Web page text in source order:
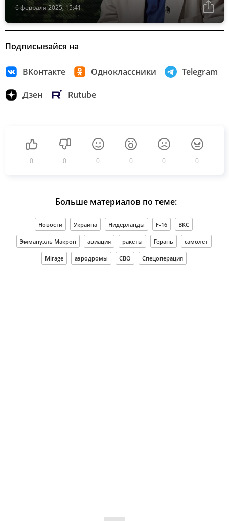
6 февраля 2025, 15:41
Подписывайся на
ВКонтакте Одноклассники Telegram
Дзен Rutube
0 0 0 0 0 0
Больше материалов по теме:
Новости Украина Нидерланды F-16 ВКС
Эммануэль Макрон авиация ракеты Герань самолет
Mirage аэродромы СВО Спецоперация